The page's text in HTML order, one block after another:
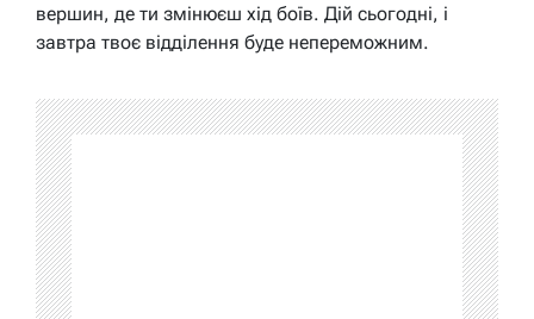
вершин, де ти змінюєш хід боїв. Дій сьогодні, і
завтра твоє відділення буде непереможним.